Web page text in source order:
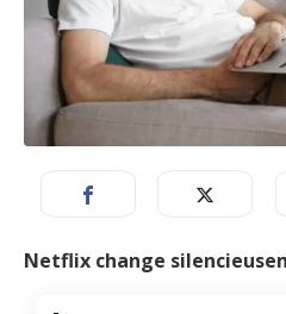
Netflix change